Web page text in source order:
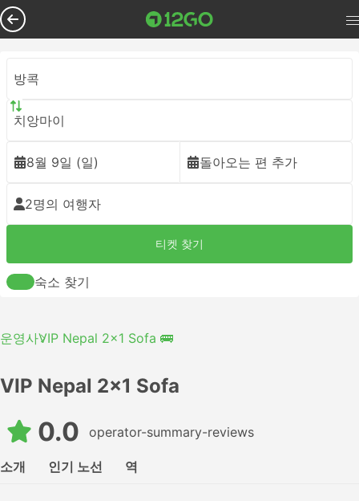
방콕
치앙마이
8월 9일 (일) 돌아오는 편 추가
2명의 여행자
티켓 찾기
숙소 찾기
운영사VIP Nepal 2x1 Sofa 🚌
VIP Nepal 2x1 Sofa
0.0 operator-summary-reviews
소개 인기 노선 역